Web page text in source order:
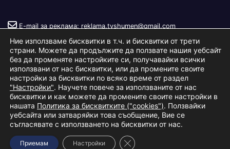
E-mail за реклама: reklama.tvshumen@gmail.com
Copyright © 2026Телевизия Шумен.|Изработка: S.I.T Solutions
Ltd.
За насРекламаУсловия за ползване
Политика за бисквитки
Ние използваме бисквитки в т.ч. и бисквитки от трети
страни. Можете да продължите да ползвате нашия уебсайт
без да променяте настройките си, получавайки всички
използвани от нас бисквитки, или да промените своите
настройки за бисквитки по всяко време от раздел
"Настройки". Научете повече за използваните от нас
бисквитки и как можете да промените своите настройки в
нашата Политика за бисквитките ("cookies"). Ползвайки
уебсайта или затваряйки това съобщение, Вие се
съгласявате с използването на бисквитки от нас.
Приемам Настройки Close GDPR Cookie Banner